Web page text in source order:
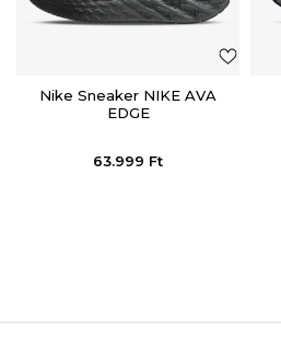
Nike Sneaker NIKE AVA
EDGE
63.999 Ft